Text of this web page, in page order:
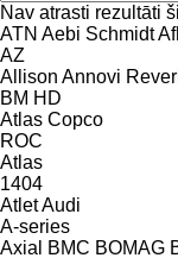
Nav atrasti rezultāti
ATN Aebi Schmidt
AZ
Allison Annovi
BM HD
Atlas Copco
ROC
Atlas
1404
AtletAudi
A-series
Axial
BMC BOMAG